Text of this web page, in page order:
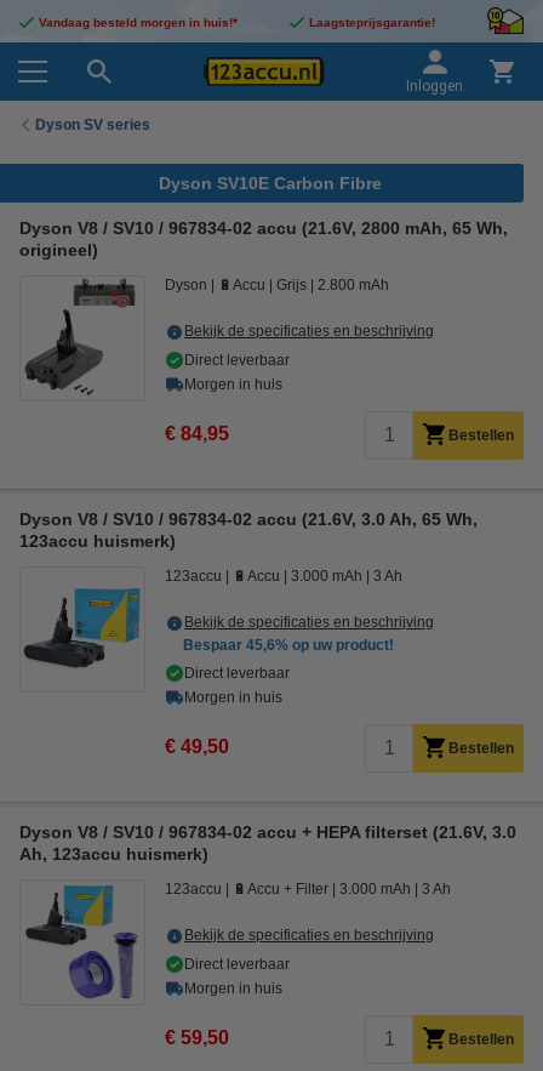
Vandaag besteld morgen in huis!* Laagsteprijsgarantie!
Inloggen
Dyson SV series
Dyson SV10E Carbon Fibre
Dyson V8 / SV10 / 967834-02 accu (21.6V, 2800 mAh, 65 Wh,
origineel)
Dyson 🔋Accu Grijs 2.800 mAh
Bekijk de specificaties en beschrijving
Direct leverbaar
Morgen in huis
€ 84,95 Bestellen
Dyson V8 / SV10 / 967834-02 accu (21.6V, 3.0 Ah, 65 Wh,
123accu huismerk)
123accu 🔋Accu 3.000 mAh 3 Ah
Bekijk de specificaties en beschrijving
Bespaar 45,6% op uw product!
Direct leverbaar
Morgen in huis
€ 49,50 Bestellen
Dyson V8 / SV10 / 967834-02 accu + HEPA filterset (21.6V, 3.0
Ah, 123accu huismerk)
123accu 🔋Accu + Filter 3.000 mAh 3 Ah
Bekijk de specificaties en beschrijving
Direct leverbaar
Morgen in huis
€ 59,50 Bestellen